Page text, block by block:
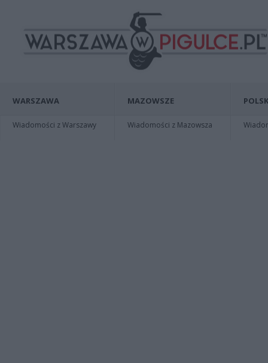
WARSZAWA
Wiadomości z Warszawy
MAZOWSZE
Wiadomości z Mazowsza